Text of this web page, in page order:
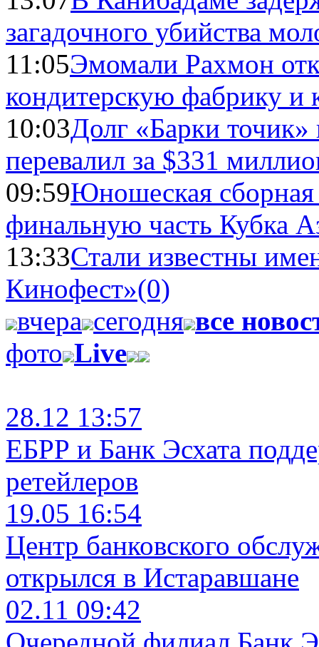
загадочного убийства
11:05Эмомали Рахмон
кондитерскую фабрику и
10:03Долг «Барки
перевалил за $331
09:59Юношеская
финальную часть Кубка
13:33Стали известны
Кинофест»(0)
вчера сегодня все
фото Live
28.12 13:57
ЕБРР и Банк Эсхата
ретейлеров
19.05 16:54
Центр банковского
открылся в Истаравшане
02.11 09:42